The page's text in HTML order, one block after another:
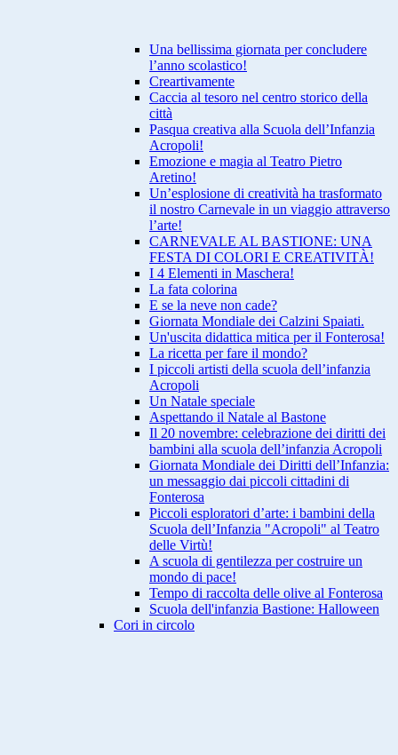
Una bellissima giornata per concludere
l’anno scolastico!
Creartivamente
Caccia al tesoro nel centro storico della
città
Pasqua creativa alla Scuola dell’Infanzia
Acropoli!
Emozione e magia al Teatro Pietro
Aretino!
Un’esplosione di creatività ha trasformato
il nostro Carnevale in un viaggio attraverso
l’arte!
CARNEVALE AL BASTIONE: UNA
FESTA DI COLORI E CREATIVITÀ!
I 4 Elementi in Maschera!
La fata colorina
E se la neve non cade?
Giornata Mondiale dei Calzini Spaiati.
Un'uscita didattica mitica per il Fonterosa!
La ricetta per fare il mondo?
I piccoli artisti della scuola dell’infanzia
Acropoli
Un Natale speciale
Aspettando il Natale al Bastone
Il 20 novembre: celebrazione dei diritti dei
bambini alla scuola dell’infanzia Acropoli
Giornata Mondiale dei Diritti dell’Infanzia:
un messaggio dai piccoli cittadini di
Fonterosa
Piccoli esploratori d’arte: i bambini della
Scuola dell’Infanzia "Acropoli" al Teatro
delle Virtù!
A scuola di gentilezza per costruire un
mondo di pace!
Tempo di raccolta delle olive al Fonterosa
Scuola dell'infanzia Bastione: Halloween
Cori in circolo